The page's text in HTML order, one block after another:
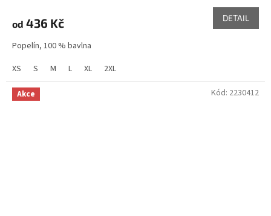
od 436 Kč DETAIL
Popelín, 100 % bavlna
XS
S M L XL 2XL
Akce Kód: 2230412